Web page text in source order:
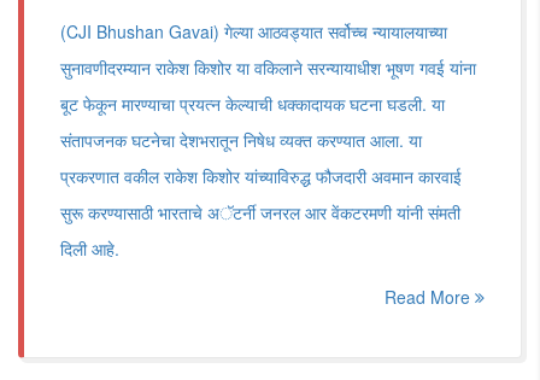
(CJI Bhushan Gavai) गेल्या आठवड्यात सर्वोच्च न्यायालयाच्या
सुनावणीदरम्यान राकेश किशोर या वकिलाने सरन्यायाधीश भूषण गवई यांना
बूट फेकून मारण्याचा प्रयत्न केल्याची धक्कादायक घटना घडली. या
संतापजनक घटनेचा देशभरातून निषेध व्यक्त करण्यात आला. या
प्रकरणात वकील राकेश किशोर यांच्याविरुद्ध फौजदारी अवमान कारवाई
सुरू करण्यासाठी भारताचे अॅटर्नी जनरल आर वेंकटरमणी यांनी संमती
दिली आहे.
Read More